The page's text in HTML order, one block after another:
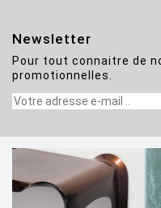
CINNA
CLASSICON
CRASSEVIG
DESIGN HOUSE
DRIADE
Newsletter
Pour tout connaitre de
promotionnelles.